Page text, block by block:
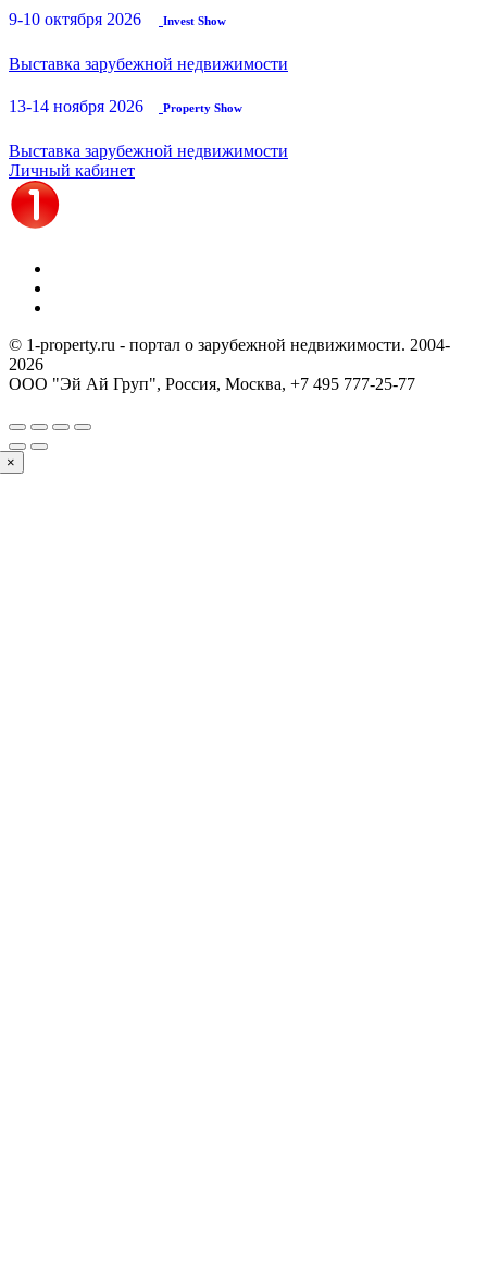
9-10 октября 2026 Invest Show
Выставка зарубежной недвижимости
13-14 ноября 2026 Property Show
Выставка зарубежной недвижимости
Личный кабинет
© 1-property.ru - портал о зарубежной недвижимости. 2004-
2026
ООО "Эй Ай Груп", Россия, Москва, +7 495 777-25-77
×